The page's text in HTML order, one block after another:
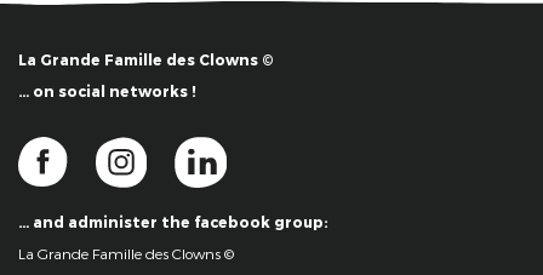
La Grande Famille des Clowns ©
… on social networks !
… and administer the facebook group:
La Grande Famille des Clowns ©